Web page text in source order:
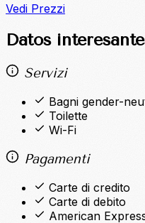
Vedi Prezzi
Datos
Servizi
Bagni gender-
Toilette
Wi-Fi
Pagamenti
Carte di credito
Carte di debito
American